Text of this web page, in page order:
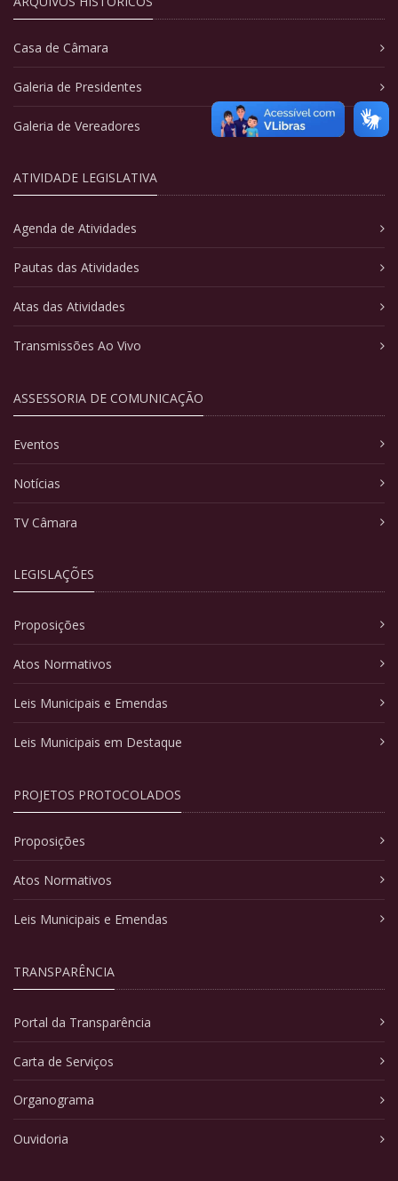
Casa de Câmara
Galeria de Presidentes
Galeria de Vereadores
ATIVIDADE LEGISLATIVA
Agenda de Atividades
Pautas das Atividades
Atas das Atividades
Transmissões Ao Vivo
ASSESSORIA DE COMUNICAÇÃO
Eventos
Notícias
TV Câmara
LEGISLAÇÕES
Proposições
Atos Normativos
Leis Municipais e Emendas
Leis Municipais em Destaque
PROJETOS PROTOCOLADOS
Proposições
Atos Normativos
Leis Municipais e Emendas
TRANSPARÊNCIA
Portal da Transparência
Carta de Serviços
Organograma
Ouvidoria